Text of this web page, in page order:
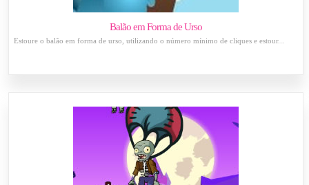
Balão em Forma de Urso
Estoure o balão em forma de urso, utilizando o número mínimo de cliques e estour...